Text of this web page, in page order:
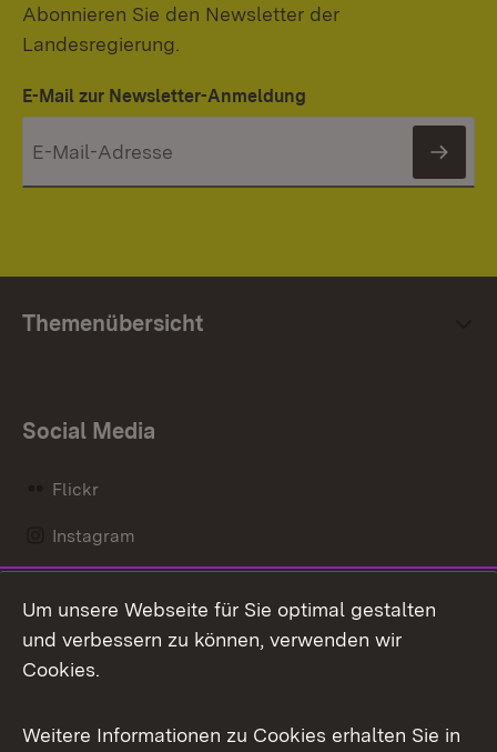
Abonnieren Sie den Newsletter der
Landesregierung.
E-Mail zur Newsletter-Anmeldung
Themenübersicht
Social Media
Flickr
Instagram
Mastodon
Messenger
Social Wall
Um unsere Webseite für Sie optimal gestalten
und verbessern zu können, verwenden wir
Cookies.
Weitere Informationen zu Cookies erhalten Sie in